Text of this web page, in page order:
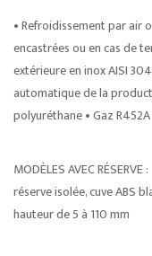
• Refroidissement par air
encastrées ou en cas de
extérieure en inox AISI
automatique de la
polyuréthane • Gaz
MODÈLES AVEC RÉSERVE :
réserve isolée, cuve ABS
hauteur de 5 à 110 mm